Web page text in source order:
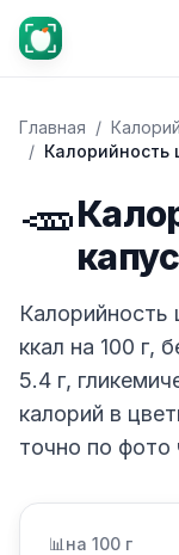
Главная /
/ Калорийность
🥕
Калорийность
ккал на 100 г,
5.4 г,
калорий в
точно по фото
📊 на 100 г